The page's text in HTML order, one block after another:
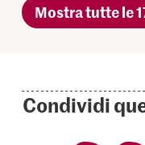
Mostra tutte le
Condividi